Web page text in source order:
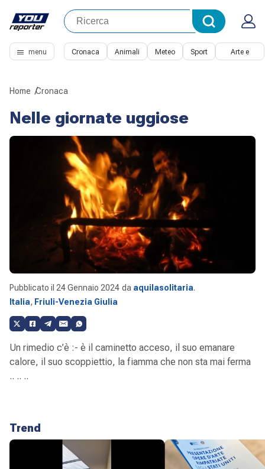
menu Cronaca Animali Meteo Sport Arte e
Home Cronaca
Nelle giornate uggiose
Pubblicato il 24 Gennaio 2024 da aquilasolitaria.
Italia, Friuli-Venezia Giulia
Un rimedio c’è :- è il caminetto acceso, il suo emanare
calore, il suo scoppiettio, la fiamma che non sta mai ferma
.. .. ..
Trend